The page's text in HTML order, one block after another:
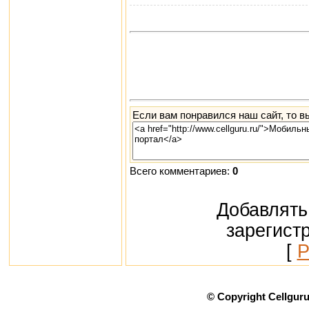
Если вам понравился наш сайт, то
Всего комментариев: 0
[
© Copyright